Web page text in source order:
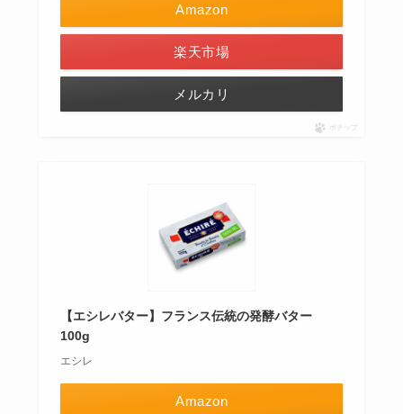
Amazon
楽天市場
メルカリ
ポチップ
【エシレバター】フランス伝統の発酵バター
100g
エシレ
Amazon